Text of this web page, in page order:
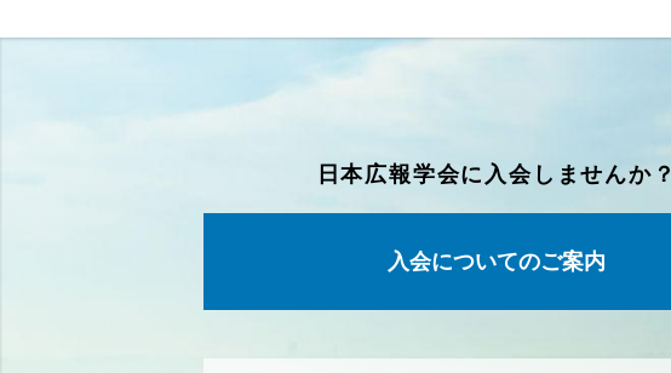
日本広報学会に入会しませんか？
入会についてのご案内